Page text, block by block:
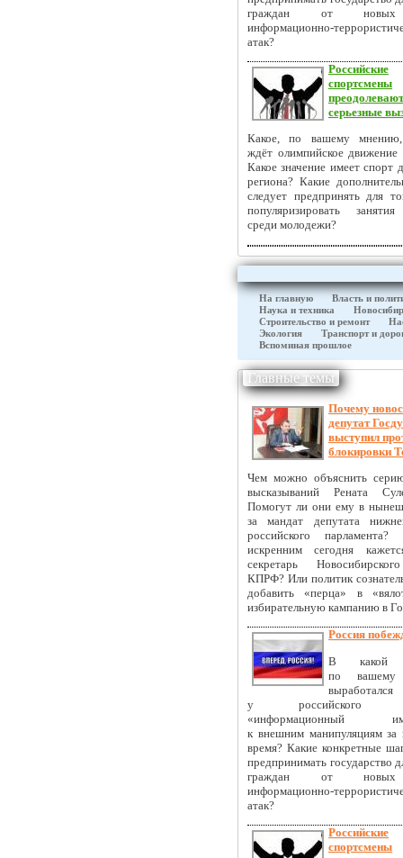
граждан от
информационно-
атак?
Российские
спортсмены
преодолевают
серьезные
Какое, по вашему
ждёт олимпийское движение
Какое значение имеет спорт
региона? Какие
следует предпринять для
популяризировать
среди молодежи?
На главную
Власть и
Наука и техника
Строительство и ремонт
Экология
Транспорт и
Вспоминая прошлое
Главные темы
Почему
депутат
выступил
блокировки
Чем можно объяснить
высказываний Рената
Помогут ли они ему в
за мандат депутата
российского парламента?
искренним сегодня
секретарь
КПРФ? Или политик
добавить «перца» в
избирательную кампанию в
Россия
В какой
по вашему
выработался
у российского
«информационный
к внешним манипуляциям за
время? Какие конкретные
предпринимать государство
граждан от
информационно-
атак?
Российские
спортсмены